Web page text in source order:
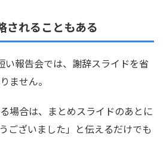
されることもある
い報告会では、謝辞スライドを省
ません。
場合は、まとめスライドのあとに
ございました」と伝えるだけでも